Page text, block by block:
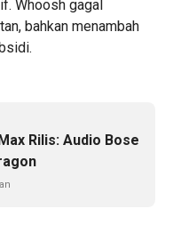
Whoosh gagal
bahkan menambah
Rilis: Audio Bose